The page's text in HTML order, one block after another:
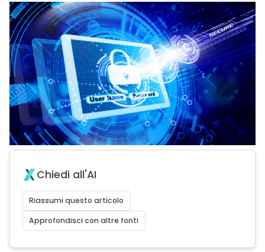
Chiedi all'AI
Riassumi questo articolo
Approfondisci con altre fonti